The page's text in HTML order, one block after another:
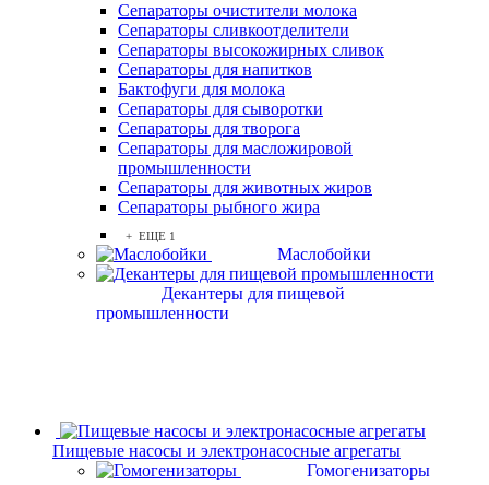
Сепараторы очистители молока
Сепараторы сливкоотделители
Сепараторы высокожирных сливок
Сепараторы для напитков
Бактофуги для молока
Сепараторы для сыворотки
Сепараторы для творога
Сепараторы для масложировой
промышленности
Сепараторы для животных жиров
Сепараторы рыбного жира
+ ЕЩЕ 1
Маслобойки
Декантеры для пищевой
промышленности
Пищевые насосы и электронасосные агрегаты
Гомогенизаторы